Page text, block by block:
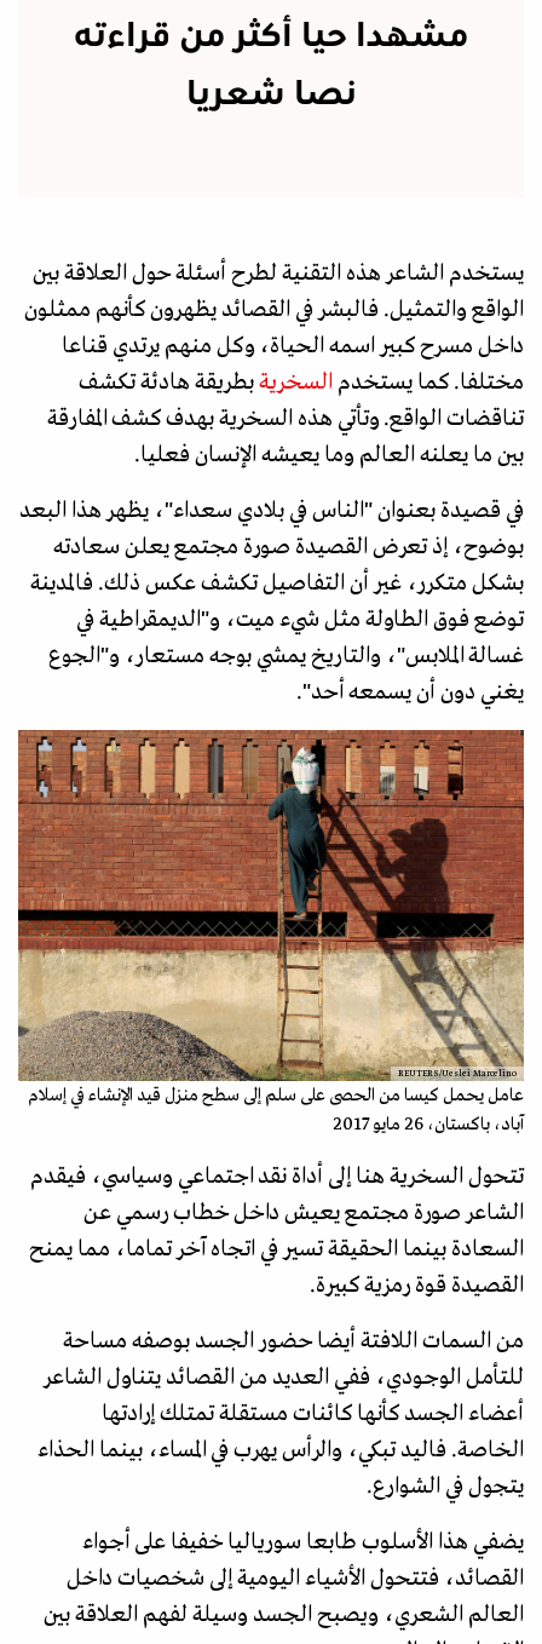
مشهدا حيا أكثر من قراءته
نصا شعريا
يستخدم الشاعر هذه التقنية لطرح أسئلة حول العلاقة بين
الواقع والتمثيل. فالبشر في القصائد يظهرون كأنهم ممثلون
داخل مسرح كبير اسمه الحياة، وكل منهم يرتدي قناعا
مختلفا. كما يستخدم السخريةبطريقة هادئة تكشف
تناقضات الواقع. وتأتي هذه السخرية بهدف كشف المفارقة
بين ما يعلنه العالم وما يعيشه الإنسان فعليا.
في قصيدة بعنوان "الناس في بلادي سعداء"، يظهر هذا البعد
بوضوح، إذ تعرض القصيدة صورة مجتمع يعلن سعادته
بشكل متكرر، غير أن التفاصيل تكشف عكس ذلك. فالمدينة
توضع فوق الطاولة مثل شيء ميت، و"الديمقراطية في
غسالة الملابس"، والتاريخ يمشي بوجه مستعار، و"الجوع
يغني دون أن يسمعه أحد".
REUTERS/Ueslei Marcelino
عامل يحمل كيسا من الحصى على سلم إلى سطح منزل قيد الإنشاء في إسلام
آباد، باكستان، 26 مايو 2017
تتحول السخرية هنا إلى أداة نقد اجتماعي وسياسي، فيقدم
الشاعر صورة مجتمع يعيش داخل خطاب رسمي عن
السعادة بينما الحقيقة تسير في اتجاه آخر تماما، مما يمنح
القصيدة قوة رمزية كبيرة.
من السمات اللافتة أيضا حضور الجسد بوصفه مساحة
للتأمل الوجودي، ففي العديد من القصائد يتناول الشاعر
أعضاء الجسد كأنها كائنات مستقلة تمتلك إرادتها
الخاصة. فاليد تبكي، والرأس يهرب في المساء، بينما الحذاء
يتجول في الشوارع.
يضفي هذا الأسلوب طابعا سورياليا خفيفا على أجواء
القصائد، فتتحول الأشياء اليومية إلى شخصيات داخل
العالم الشعري، ويصبح الجسد وسيلة لفهم العلاقة بين